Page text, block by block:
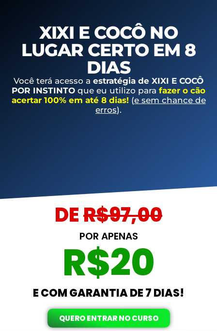
XIXI E COCÔ NO
LUGAR CERTO EM 8
DIAS
Você terá acesso a estratégia de XIXI E COCÔ
POR INSTINTO que eu utilizo para fazer o cão
acertar 100% em até 8 dias! (e sem chance de
erros).
DER$97,00
POR APENAS
R$20
E COM GARANTIA DE 7 DIAS!
QUERO ENTRAR NO CURSO